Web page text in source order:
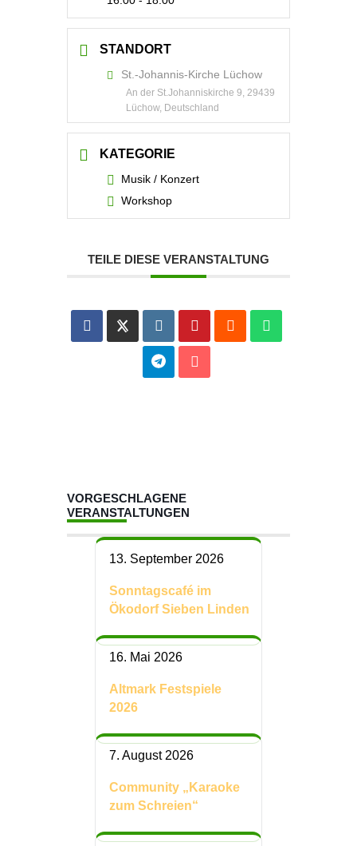
STANDORT
St.-Johannis-Kirche Lüchow
An der St.Johanniskirche 9, 29439
Lüchow, Deutschland
KATEGORIE
Musik / Konzert
Workshop
TEILE DIESE VERANSTALTUNG
VORGESCHLAGENE
VERANSTALTUNGEN
13. September 2026
Sonntagscafé im
Ökodorf Sieben Linden
16. Mai 2026
Altmark Festspiele
2026
7. August 2026
Community „Karaoke
zum Schreien“